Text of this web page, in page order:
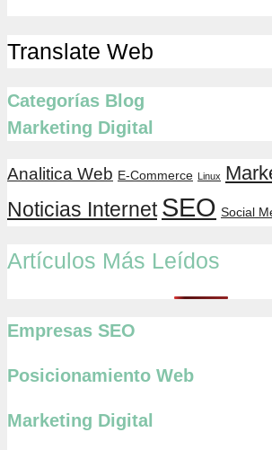
Translate Web
Categorías Blog
Marketing Digital
Analitica Web E-Commerce Linux
Noticias Internet SEO Social
Artículos Más Leídos
Empresas SEO
Posicionamiento Web
Marketing Digital